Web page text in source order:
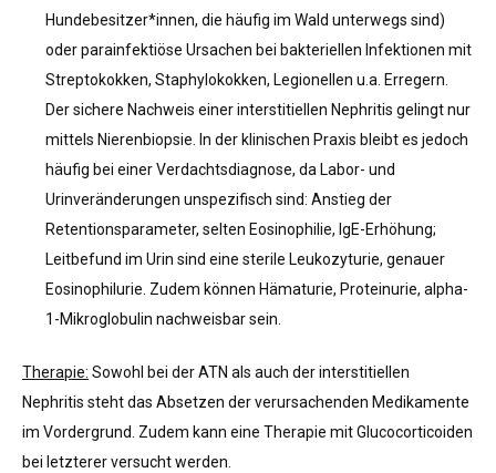
Hundebesitzer*innen, die häufig im Wald unterwegs sind)
oder parainfektiöse Ursachen bei bakteriellen Infektionen mit
Streptokokken, Staphylokokken, Legionellen u.a. Erregern.
Der sichere Nachweis einer interstitiellen Nephritis gelingt nur
mittels Nierenbiopsie. In der klinischen Praxis bleibt es jedoch
häufig bei einer Verdachtsdiagnose, da Labor- und
Urinveränderungen unspezifisch sind: Anstieg der
Retentionsparameter, selten Eosinophilie, IgE-Erhöhung;
Leitbefund im Urin sind eine sterile Leukozyturie, genauer
Eosinophilurie. Zudem können Hämaturie, Proteinurie, alpha-
1-Mikroglobulin nachweisbar sein.
Therapie: Sowohl bei der ATN als auch der interstitiellen
Nephritis steht das Absetzen der verursachenden Medikamente
im Vordergrund. Zudem kann eine Therapie mit Glucocorticoiden
bei letzterer versucht werden.